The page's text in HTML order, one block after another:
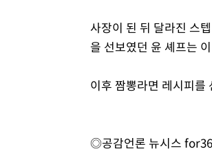
사장이 된 뒤 달라진 스
을 선보였던 윤 셰프는
이후 짬뽕라면 레시피를
◎공감언론 뉴시스